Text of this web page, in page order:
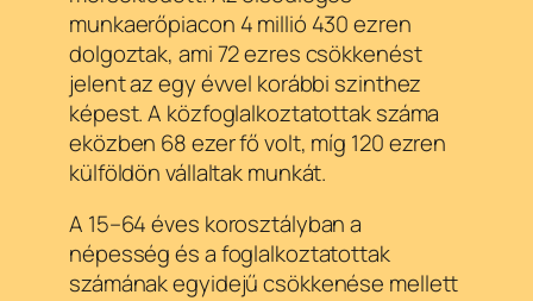
munkaerőpiacon 4 millió 430 ezren
dolgoztak, ami 72 ezres csökkenést
jelent az egy évvel korábbi szinthez
képest. A közfoglalkoztatottak száma
eközben 68 ezer fő volt, míg 120 ezren
külföldön vállaltak munkát.
A 15–64 éves korosztályban a
népesség és a foglalkoztatottak
számának egyidejű csökkenése mellett